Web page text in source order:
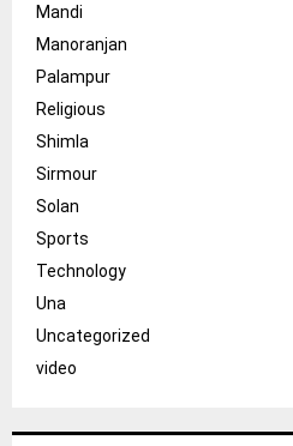
Mandi
Manoranjan
Palampur
Religious
Shimla
Sirmour
Solan
Sports
Technology
Una
Uncategorized
video